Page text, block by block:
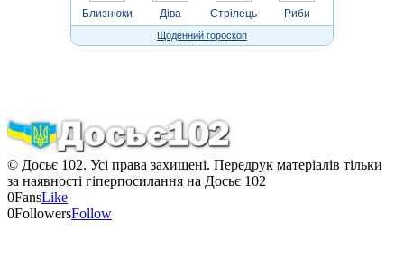
Близнюки Діва Стрілець Риби
Щоденний гороскоп
© Досьє 102. Усі права захищені. Передрук матеріалів тільки
за наявності гіперпосилання на Досьє 102
0FansLike
0FollowersFollow